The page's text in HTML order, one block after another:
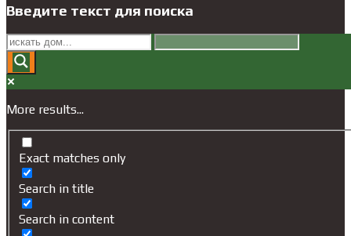
Введите текст для поиска
More results...
Exact matches only
Search in title
Search in content